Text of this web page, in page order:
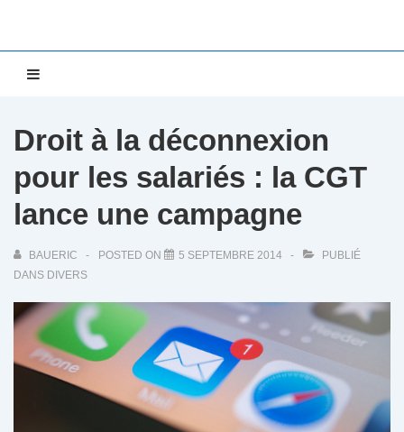
Droit à la déconnexion
pour les salariés : la CGT
lance une campagne
BAUERIC POSTED ON 5 SEPTEMBRE 2014
PUBLIÉ
DANS DIVERS